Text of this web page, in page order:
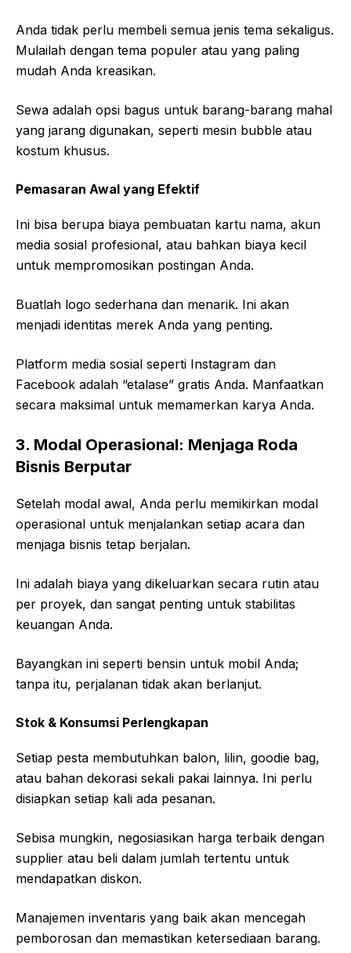
Anda tidak perlu membeli semua jenis tema sekaligus.
Mulailah dengan tema populer atau yang paling
mudah Anda kreasikan.
Sewa adalah opsi bagus untuk barang-barang mahal
yang jarang digunakan, seperti mesin bubble atau
kostum khusus.
Pemasaran Awal yang Efektif
Ini bisa berupa biaya pembuatan kartu nama, akun
media sosial profesional, atau bahkan biaya kecil
untuk mempromosikan postingan Anda.
Buatlah logo sederhana dan menarik. Ini akan
menjadi identitas merek Anda yang penting.
Platform media sosial seperti Instagram dan
Facebook adalah “etalase” gratis Anda. Manfaatkan
secara maksimal untuk memamerkan karya Anda.
3. Modal Operasional: Menjaga Roda
Bisnis Berputar
Setelah modal awal, Anda perlu memikirkan modal
operasional untuk menjalankan setiap acara dan
menjaga bisnis tetap berjalan.
Ini adalah biaya yang dikeluarkan secara rutin atau
per proyek, dan sangat penting untuk stabilitas
keuangan Anda.
Bayangkan ini seperti bensin untuk mobil Anda;
tanpa itu, perjalanan tidak akan berlanjut.
Stok & Konsumsi Perlengkapan
Setiap pesta membutuhkan balon, lilin, goodie bag,
atau bahan dekorasi sekali pakai lainnya. Ini perlu
disiapkan setiap kali ada pesanan.
Sebisa mungkin, negosiasikan harga terbaik dengan
supplier atau beli dalam jumlah tertentu untuk
mendapatkan diskon.
Manajemen inventaris yang baik akan mencegah
pemborosan dan memastikan ketersediaan barang.